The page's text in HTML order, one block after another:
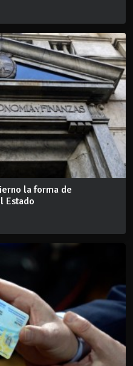
la forma de
Estado